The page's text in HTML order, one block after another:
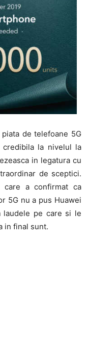
de telefoane 5G
la nivelul la
in legatura cu
de sceptici.
care a confirmat ca
5G nu a pus Huawei
laudele pe care si le
in final sunt.